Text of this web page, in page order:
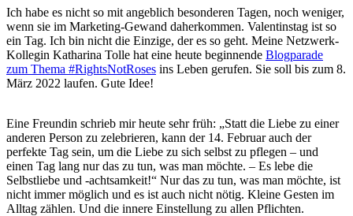
Ich habe es nicht so mit angeblich besonderen Tagen, noch weniger,
wenn sie im Marketing-Gewand daherkommen. Valentinstag ist so
ein Tag. Ich bin nicht die Einzige, der es so geht. Meine Netzwerk-
Kollegin Katharina Tolle hat eine heute beginnende Blogparade
zum Thema #RightsNotRoses ins Leben gerufen. Sie soll bis zum 8.
März 2022 laufen. Gute Idee!
Eine Freundin schrieb mir heute sehr früh: „Statt die Liebe zu einer
anderen Person zu zelebrieren, kann der 14. Februar auch der
perfekte Tag sein, um die Liebe zu sich selbst zu pflegen – und
einen Tag lang nur das zu tun, was man möchte. – Es lebe die
Selbstliebe und -achtsamkeit!“ Nur das zu tun, was man möchte, ist
nicht immer möglich und es ist auch nicht nötig. Kleine Gesten im
Alltag zählen. Und die innere Einstellung zu allen Pflichten.